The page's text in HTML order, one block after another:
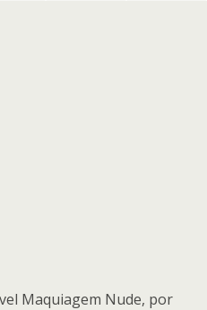
Maquiagem Nude, por